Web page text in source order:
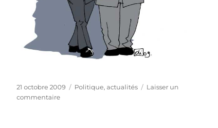
Publié
le
21 octobre 2009 Catégories
Politique, actualités
Laisser un
commentairesur